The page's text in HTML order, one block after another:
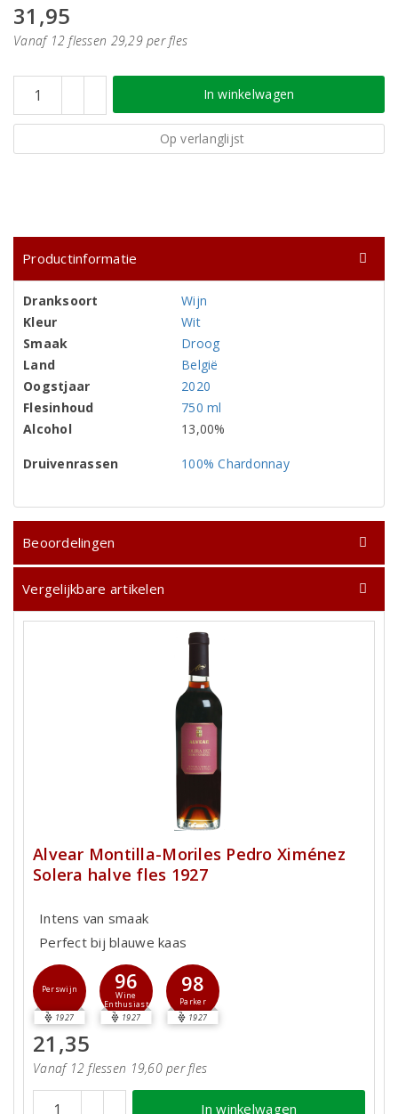
31,95
Vanaf 12 flessen 29,29 per fles
In winkelwagen
Op verlanglijst
Productinformatie
Dranksoort
Wijn
Kleur
Wit
Smaak
Droog
Land
België
Oogstjaar
2020
Flesinhoud
750 ml
Alcohol
13,00%
Druivenrassen 100% Chardonnay
Beoordelingen
Vergelijkbare artikelen
Alvear Montilla-Moriles Pedro Ximénez
Solera halve fles 1927
Intens van smaak
Perfect bij blauwe kaas
Perswijn
1927
96
Wine
Enthusiast
1927
98
Parker
1927
21,35
Vanaf 12 flessen 19,60 per fles
In winkelwagen